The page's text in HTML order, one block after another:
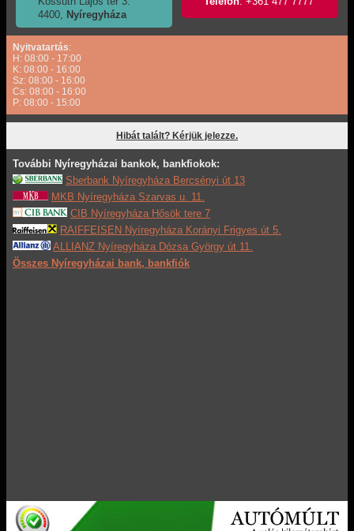
4400, Nyíregyháza
Nyitvatartás:
H: 08:00 - 17:00
K: 08:00 - 16:00
Sz: 08:00 - 16:00
Cs: 08:00 - 16:00
P: 08:00 - 15:00
Hibát talált? Kérjük jelezze.
További Nyíregyházai bankok, bankfiokok:
Sberbank Nyíregyháza Bercsényi út 13
MKB Nyíregyháza Szarvas u. 11.
CIB Nyíregyháza Hősök tere 7
RAIFFEISEN Nyíregyháza Korányi Frigyes út 5.
ALLIANZ Nyíregyháza Dózsa György út 11.
Összes Nyíregyházai bank, bankfiók